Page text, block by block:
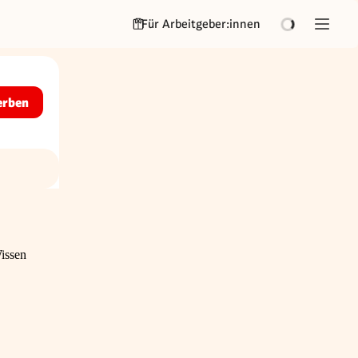
Für Arbeitgeber:innen